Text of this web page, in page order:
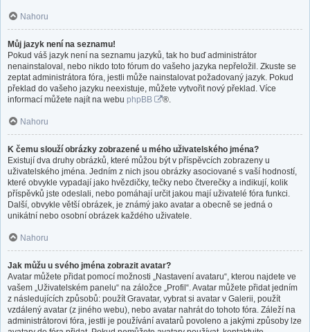
Nahoru
Můj jazyk není na seznamu!
Pokud váš jazyk není na seznamu jazyků, tak ho buď administrátor
nenainstaloval, nebo nikdo toto fórum do vašeho jazyka nepřeložil. Zkuste se
zeptat administrátora fóra, jestli může nainstalovat požadovaný jazyk. Pokud
překlad do vašeho jazyku neexistuje, můžete vytvořit nový překlad. Více
informací můžete najít na webu phpBB ®.
Nahoru
K čemu slouží obrázky zobrazené u mého uživatelského jména?
Existují dva druhy obrázků, které můžou být v příspěvcích zobrazeny u
uživatelského jména. Jedním z nich jsou obrázky asociované s vaší hodností,
které obvykle vypadají jako hvězdičky, tečky nebo čtverečky a indikují, kolik
příspěvků jste odeslali, nebo pomáhají určit jakou mají uživatelé fóra funkci.
Další, obvykle větší obrázek, je známý jako avatar a obecně se jedná o
unikátní nebo osobní obrázek každého uživatele.
Nahoru
Jak můžu u svého jména zobrazit avatar?
Avatar můžete přidat pomocí možnosti „Nastavení avataru“, kterou najdete ve
vašem „Uživatelském panelu“ na záložce „Profil“. Avatar můžete přidat jedním
z následujících způsobů: použít Gravatar, vybrat si avatar v Galerii, použít
vzdálený avatar (z jiného webu), nebo avatar nahrát do tohoto fóra. Záleží na
administrátorovi fóra, jestli je používání avatarů povoleno a jakými způsoby lze